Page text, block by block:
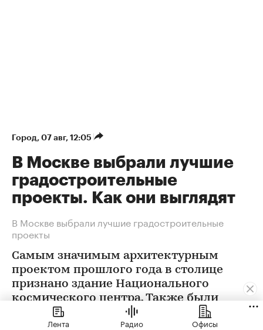
Город⁠, 07 авг, 12:05
В Москве выбрали лучшие
градостроительные
проекты. Как они выглядят
В Москве выбрали лучшие градостроительные
проекты
Самым значимым архитектурным
проектом прошлого года в столице
признано здание Национального
космического центра. Также были
определены победители еще в 12
номинациях
Лента Радио Офисы